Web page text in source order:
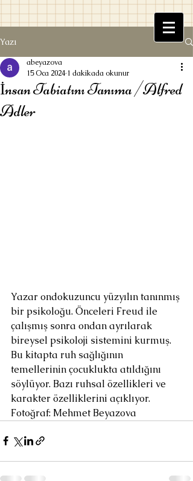
Beyaz Kitaplık
Yazı
İnsan Tabiatını Tanıma /Alfred
Adler
abeyazova
15 Oca 2024 1 dakikada okunur
Yazar ondokuzuncu yüzyılın tanınmış
bir psikoloğu. Önceleri Freud ile
çalışmış sonra ondan ayrılarak
bireysel psikoloji sistemini kurmuş.
Bu kitapta ruh sağlığının
temellerinin çocuklukta atıldığını
söylüyor. Bazı ruhsal özellikleri ve
karakter özelliklerini açıklıyor.
Fotoğraf: Mehmet Beyazova